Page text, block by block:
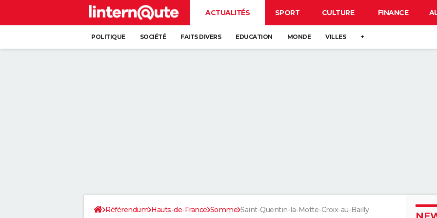
ACTUALITÉS SPORT CULTURE FINANCE
POLITIQUE SOCIÉTÉ FAITS DIVERS EDUCATION MONDE VILLES +
Référendum Hauts-de-France Somme Saint-Quentin-la-Motte-Croix-au-Bailly